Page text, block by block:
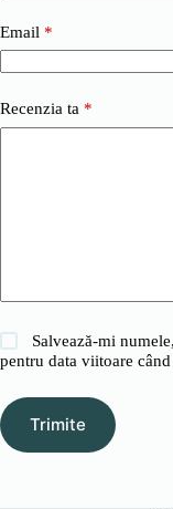
Email *
Recenzia ta *
Salvează-mi
pentru data viitoare
Trimite